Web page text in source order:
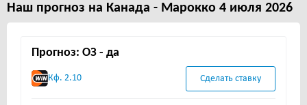
Наш прогноз на Канада - Марокко 4 июля 2026
Прогноз: ОЗ - да
Кф. 2.10 Сделать ставку